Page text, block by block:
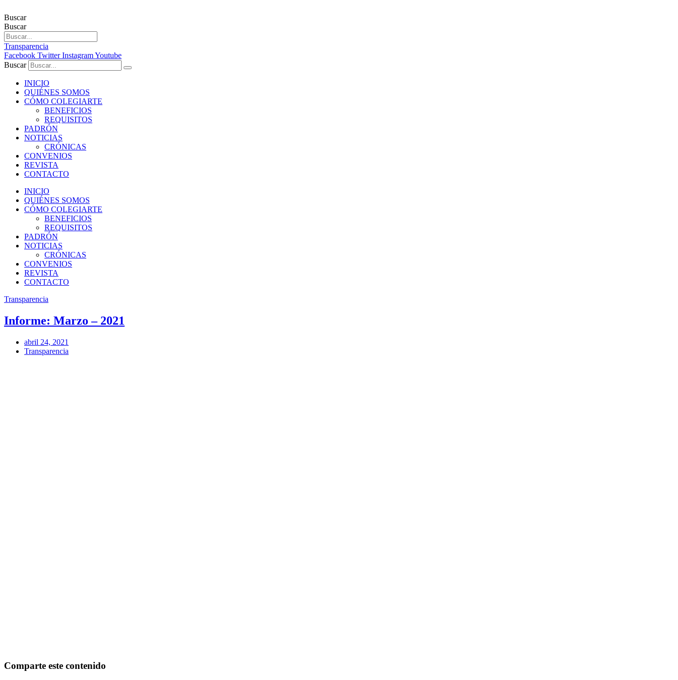
Buscar
Buscar
Transparencia
Facebook Twitter InstagramYoutube
Buscar
INICIO
QUIÉNES SOMOS
CÓMO COLEGIARTE
BENEFICIOS
REQUISITOS
PADRÓN
NOTICIAS
CRÓNICAS
CONVENIOS
REVISTA
CONTACTO
INICIO
QUIÉNES SOMOS
CÓMO COLEGIARTE
BENEFICIOS
REQUISITOS
PADRÓN
NOTICIAS
CRÓNICAS
CONVENIOS
REVISTA
CONTACTO
Transparencia
Informe: Marzo – 2021
abril 24, 2021
Transparencia
Comparte este contenido